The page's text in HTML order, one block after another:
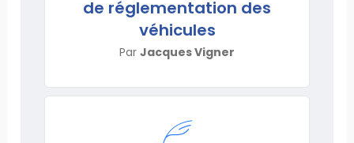
de réglementation des
véhicules
Par Jacques Vigner